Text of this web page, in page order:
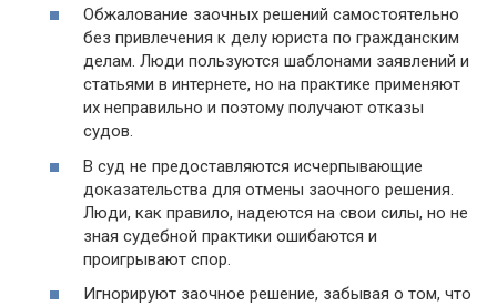
Обжалование заочных решений самостоятельно
без привлечения к делу юриста по гражданским
делам. Люди пользуются шаблонами заявлений и
статьями в интернете, но на практике применяют
их неправильно и поэтому получают отказы
судов.
В суд не предоставляются исчерпывающие
доказательства для отмены заочного решения.
Люди, как правило, надеются на свои силы, но не
зная судебной практики ошибаются и
проигрывают спор.
Игнорируют заочное решение, забывая о том, что